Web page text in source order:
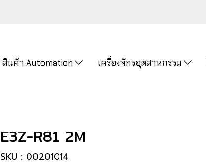
สินค้า Automation เครื่องจักรอุตสาหกรรม
E3Z-R81 2M
SKU : 00201014